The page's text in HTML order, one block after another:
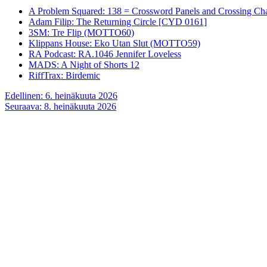
A Problem Squared: 138 = Crossword Panels and Crossing
Adam Filip: The Returning Circle [CYD 0161]
3SM: Tre Flip (MOTTO60)
Klippans House: Eko Utan Slut (MOTTO59)
RA Podcast: RA.1046 Jennifer Loveless
MADS: A Night of Shorts 12
RiffTrax: Birdemic
Artikkelien
selaus
Edellinen: 6. heinäkuuta 2026
Seuraava: 8. heinäkuuta 2026